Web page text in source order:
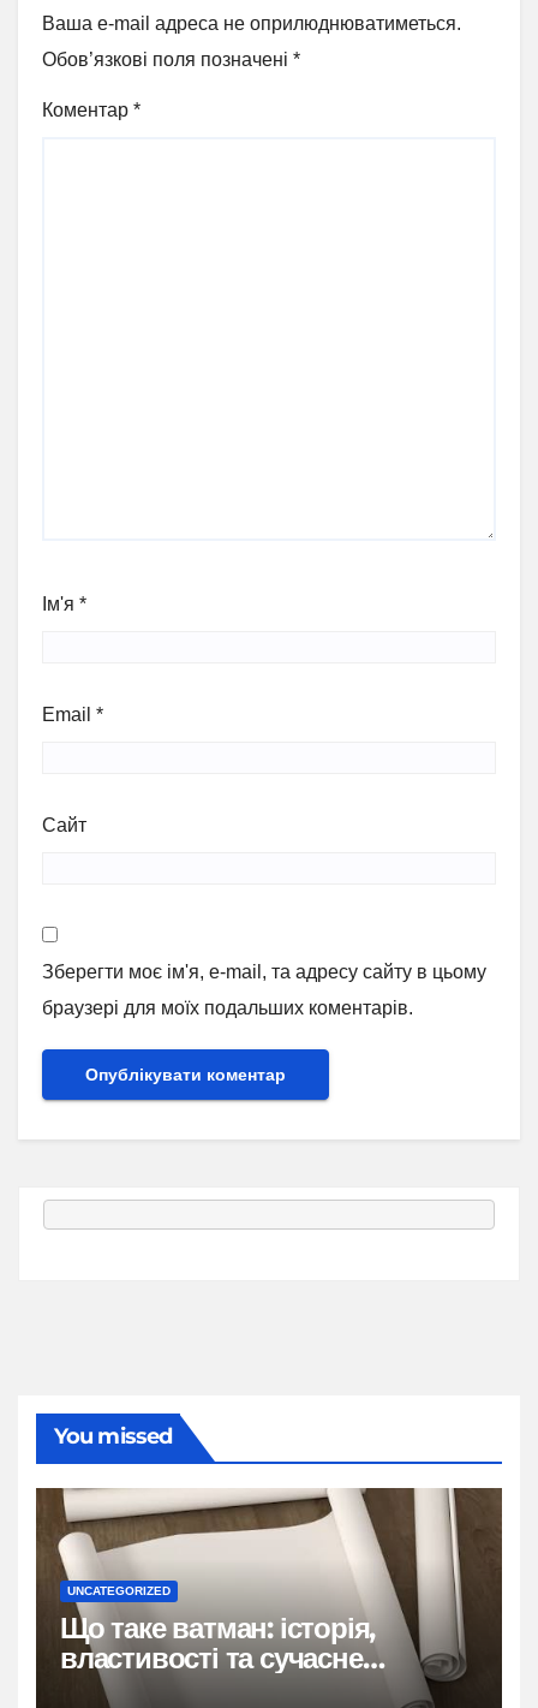
Ваша e-mail адреса не оприлюднюватиметься.
Обов’язкові поля позначені *
Коментар *
Ім'я *
Email *
Сайт
Зберегти моє ім'я, e-mail, та адресу сайту в цьому
браузері для моїх подальших коментарів.
You missed
UNCATEGORIZED
Що таке ватман: історія,
властивості та сучасне
застосування